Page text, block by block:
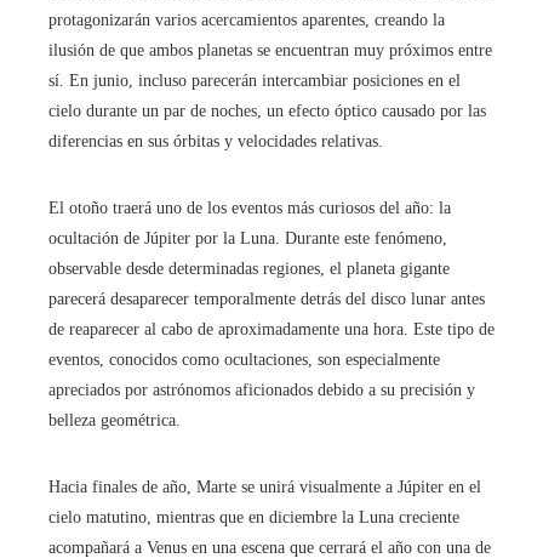
protagonizarán varios acercamientos aparentes, creando la
ilusión de que ambos planetas se encuentran muy próximos entre
sí. En junio, incluso parecerán intercambiar posiciones en el
cielo durante un par de noches, un efecto óptico causado por las
diferencias en sus órbitas y velocidades relativas.
El otoño traerá uno de los eventos más curiosos del año: la
ocultación de Júpiter por la Luna. Durante este fenómeno,
observable desde determinadas regiones, el planeta gigante
parecerá desaparecer temporalmente detrás del disco lunar antes
de reaparecer al cabo de aproximadamente una hora. Este tipo de
eventos, conocidos como ocultaciones, son especialmente
apreciados por astrónomos aficionados debido a su precisión y
belleza geométrica.
Hacia finales de año, Marte se unirá visualmente a Júpiter en el
cielo matutino, mientras que en diciembre la Luna creciente
acompañará a Venus en una escena que cerrará el año con una de